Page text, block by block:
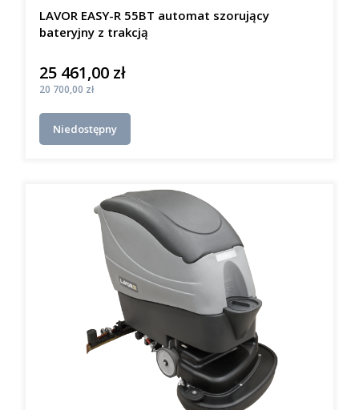
LAVOR EASY-R 55BT automat szorujący
bateryjny z trakcją
Cena
25 461,00 zł
Cena
20 700,00 zł
Niedostępny